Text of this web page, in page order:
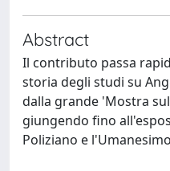
Abstract
Il contributo passa
storia degli studi su
dalla grande 'Mostra
giungendo fino
Poliziano e